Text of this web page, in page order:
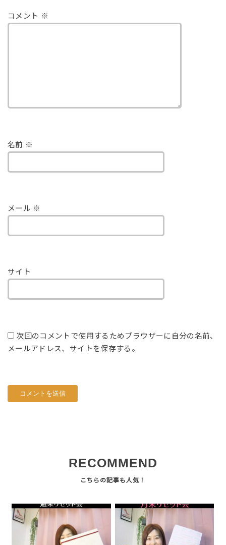
コメント ※
名前 ※
メール ※
サイト
次回のコメントで使用するためブラウザーに自分の名前、
メールアドレス、サイトを保存する。
RECOMMEND